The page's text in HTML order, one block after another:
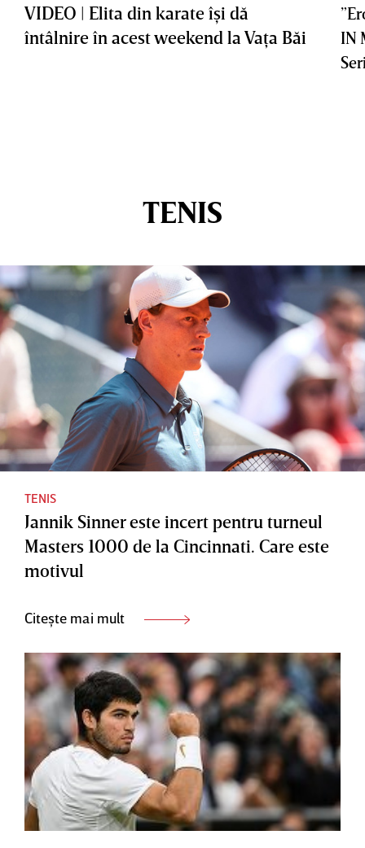
VIDEO | Elita din karate îşi dă
întâlnire în acest weekend la Vaţa Băi
IN
TENIS
TENIS
Jannik Sinner este incert pentru turneul
Masters 1000 de la Cincinnati. Care este
motivul
Citește mai mult